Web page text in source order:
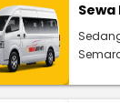
Sewa